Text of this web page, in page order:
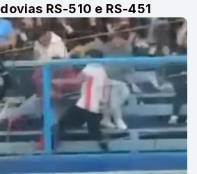
RS-510 e RS-451